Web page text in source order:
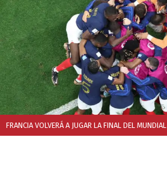
FRANCIA VOLVERÁ A JUGAR LA FINAL DEL MUNDIAL